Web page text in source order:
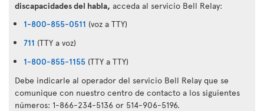
discapacidades del habla, acceda al servicio Bell Relay:
1-800-855-0511 (voz a TTY)
711 (TTY a voz)
1-800-855-1155 (TTY a TTY)
Debe indicarle al operador del servicio Bell Relay que se
comunique con nuestro centro de contacto a los siguientes
números: 1-866-234-5136 or 514-906-5196.